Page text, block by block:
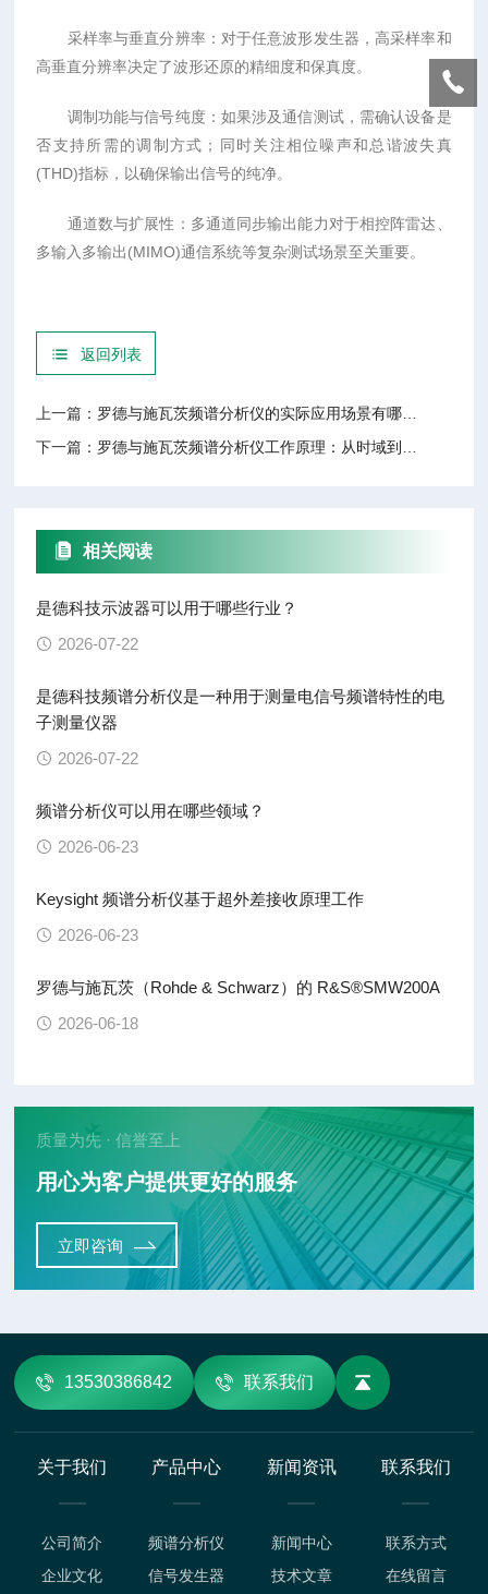
采样率与垂直分辨率：对于任意波形发生器，高采样率和
高垂直分辨率决定了波形还原的精细度和保真度。
调制功能与信号纯度：如果涉及通信测试，需确认设备是
否支持所需的调制方式；同时关注相位噪声和总谐波失真
(THD)指标，以确保输出信号的纯净。
通道数与扩展性：多通道同步输出能力对于相控阵雷达、
多输入多输出(MIMO)通信系统等复杂测试场景至关重要。
返回列表
上一篇： 罗德与施瓦茨频谱分析仪的实际应用场景有哪些？
下一篇： 罗德与施瓦茨频谱分析仪工作原理：从时域到频域的转换
相关阅读
是德科技示波器可以用于哪些行业？
2026-07-22
是德科技频谱分析仪是一种用于测量电信号频谱特性的电
子测量仪器
2026-07-22
频谱分析仪可以用在哪些领域？
2026-06-23
Keysight 频谱分析仪基于超外差接收原理工作
2026-06-23
罗德与施瓦茨（Rohde & Schwarz）的 R&S®SMW200A
2026-06-18
质量为先 · 信誉至上
用心为客户提供更好的服务
立即咨询
13530386842 联系我们
关于我们
公司简介
企业文化
产品中心
频谱分析仪
信号发生器
新闻资讯
新闻中心
技术文章
联系我们
联系方式
在线留言